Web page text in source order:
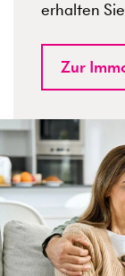
erhalten
Zur